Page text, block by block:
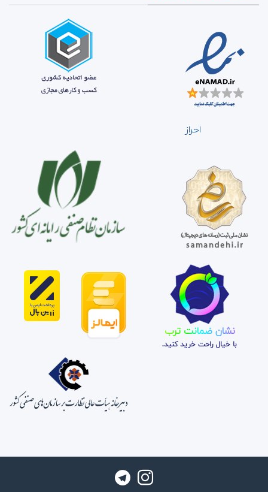
احراز
نشان ضمانت ترب
با خیال راحت خرید کنید.